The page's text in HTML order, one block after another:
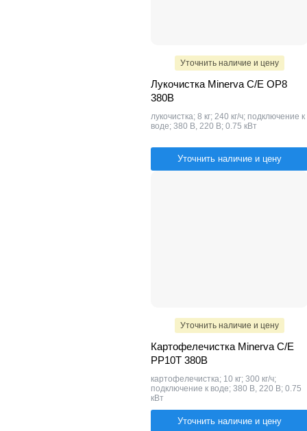
Уточнить наличие и цену
Лукочистка Minerva C/E OP8
380В
лукочистка; 8 кг; 240 кг/ч; подключение к
воде; 380 В, 220 В; 0.75 кВт
Уточнить наличие и цену
Уточнить наличие и цену
Картофелечистка Minerva C/E
PP10T 380В
картофелечистка; 10 кг; 300 кг/ч;
подключение к воде; 380 В, 220 В; 0.75
кВт
Уточнить наличие и цену